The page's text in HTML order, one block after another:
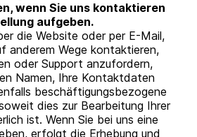
wenn Sie uns kontaktieren
aufgeben.
die Website oder per E-Mail,
anderem Wege kontaktieren,
oder Support anzufordern,
Namen, Ihre Kontaktdaten
beschäftigungsbezogene
dies zur Bearbeitung Ihrer
ist. Wenn Sie bei uns eine
erfolgt die Erhebung und